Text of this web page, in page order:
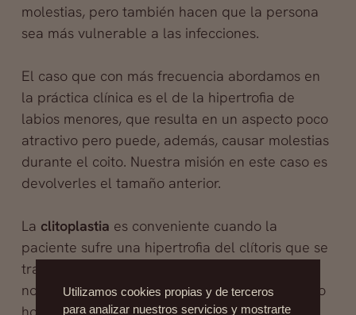
molestias, pero también hacen que la persona
sea más vulnerable a las infecciones.
El caso que con más frecuencia abordamos en
la práctica clínica es el de la hipertrofia de
labios menores, que resulta en un aspecto poco
atractivo pero puede, además, causar molestias
durante el coito. Nuestra misión en este caso es
devolverles el tamaño anterior.
La clitoplastia es conveniente cuando la
paciente sufre una hipertrofia del clítoris que se
traduce en malestar. Esta hipertrofia es
normalmente consecuencia de un desequilibrio
Utilizamos cookies propias y de terceros
para analizar nuestros servicios y mostrarte